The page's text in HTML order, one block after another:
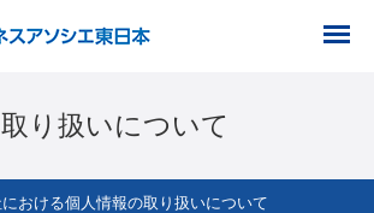
り扱いについて
おける個人情報の取り扱いについて